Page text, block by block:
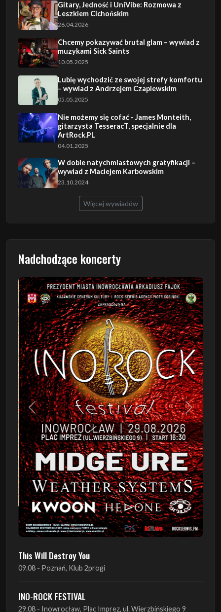
Gitary, Jedność i UniVibe: Rozmowa z
Leszkiem Cichońskim
26.04.2026
Chcemy pokazywać brutal glam – wywiad z
muzykami Sick Saints
10.05.2025
Lubię wychodzić ze swojej strefy komfortu
– wywiad z Andrzejem Czaplewskim
05.05.2025
Nie możemy się cofać - James Monteith,
gitarzysta TesseracT, specjalnie dla
ArtRock.PL
04.01.2025
W dobie natychmiastowych gratyfikacji –
wywiad z Maciejem Karbowskim
23.10.2024
Więcej wywiadów
Nadchodzące koncerty
Poprzedni Następny
This Will Destroy You
09.08 - Poznań, Klub 2progi
INO-ROCK FESTIVAL
29.08 - Inowrocław, Plac Imprez, ul. Wierzbińskiego 9